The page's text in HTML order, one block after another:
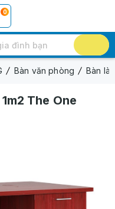
0
Bàn văn phòng Bàn
The One